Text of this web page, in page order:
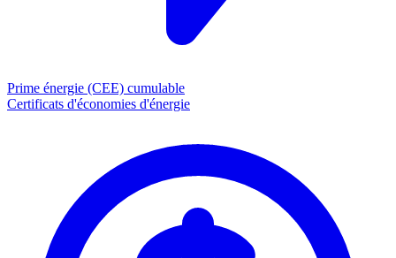
Prime énergie (CEE) cumulable
Certificats d'économies d'énergie